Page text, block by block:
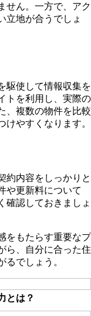
せん。一方で、アク
立地が合うでしょ
駆使して情報収集を
トを利用し、実際の
、複数の物件を比較
やすくなります。
約内容をしっかりと
や更新料について
確認しておきましょ
をもたらす重要なプ
ら、自分に合った住
るでしょう。
とは？